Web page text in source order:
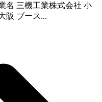
名 三機工業株式会社 小
阪 ブース...